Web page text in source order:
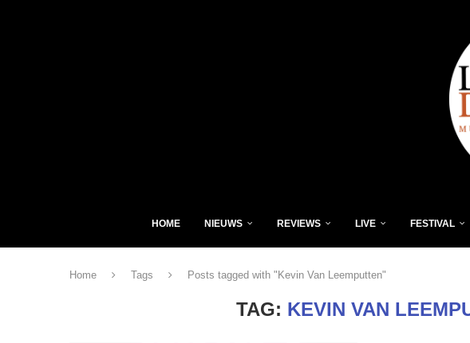
HOME NIEUWS REVIEWS LIVE FESTIVAL
Home Tags Posts tagged with "Kevin Van Leemputten"
TAG: KEVIN VAN